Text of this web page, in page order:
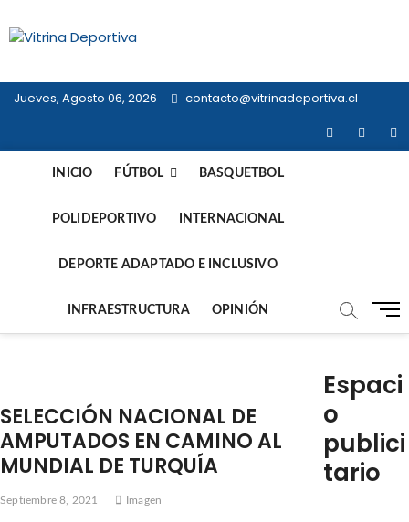
al
Deportiva
Jueves, Agosto 06, 2026 contacto@vitrinadeportiva.cl
facebooktwitter
INICIO FÚTBOL BASQUETBOL
POLIDEPORTIVO INTERNACIONAL
DEPORTE ADAPTADO E INCLUSIVO
INFRAESTRUCTURA OPINIÓN
B
n
e
m
e
SELECCIÓN NACIONAL DE
AMPUTADOS EN CAMINO AL
MUNDIAL DE TURQUÍA
Septiembre 8, 2021 Imagen
Espaci
o
publici
tario